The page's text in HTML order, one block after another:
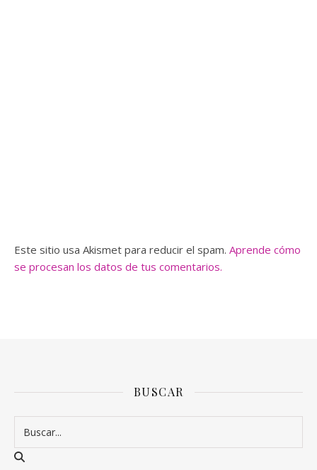
Este sitio usa Akismet para reducir el spam. Aprende cómo
se procesan los datos de tus comentarios.
BUSCAR